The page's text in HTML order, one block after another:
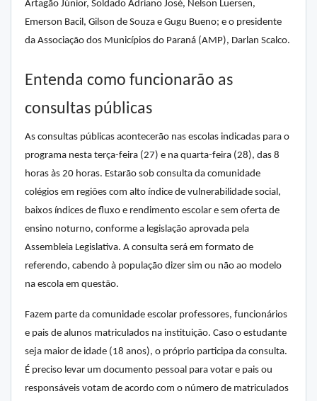
Artagão Júnior, Soldado Adriano José, Nelson Luersen,
Emerson Bacil, Gilson de Souza e Gugu Bueno; e o presidente
da Associação dos Municípios do Paraná (AMP), Darlan Scalco.
Entenda como funcionarão as
consultas públicas
As consultas públicas acontecerão nas escolas indicadas para o
programa nesta terça-feira (27) e na quarta-feira (28), das 8
horas às 20 horas. Estarão sob consulta da comunidade
colégios em regiões com alto índice de vulnerabilidade social,
baixos índices de fluxo e rendimento escolar e sem oferta de
ensino noturno, conforme a legislação aprovada pela
Assembleia Legislativa. A consulta será em formato de
referendo, cabendo à população dizer sim ou não ao modelo
na escola em questão.
Fazem parte da comunidade escolar professores, funcionários
e pais de alunos matriculados na instituição. Caso o estudante
seja maior de idade (18 anos), o próprio participa da consulta.
É preciso levar um documento pessoal para votar e pais ou
responsáveis votam de acordo com o número de matriculados